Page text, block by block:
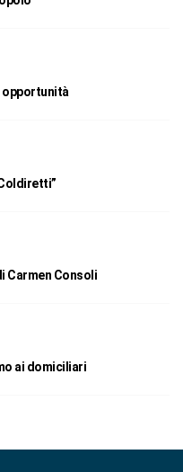
opportunità
Carmen Consoli
ai domiciliari